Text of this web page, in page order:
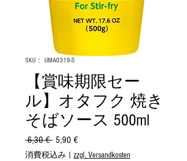
SKU： UMA0319-S
【賞味期限セー
ル】オタフク 焼き
そばソース 500ml
6,30 € 通
常
5,90 €セ
ー
消費税込み zzgl. Versandkosten